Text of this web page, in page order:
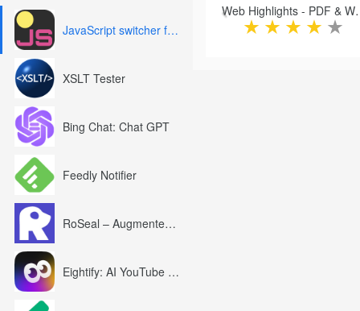
JavaScript switcher for SEO and development
XSLT Tester
Bing Chat: Chat GPT
Feedly Notifier
RoSeal – Augmented Roblox Experience
Eightify: AI YouTube Summary with ChatGPT
Web
★ ★ ★ ★ ★